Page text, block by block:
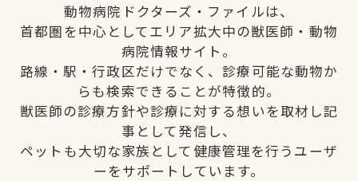
動物病院ドクターズ・ファイルは、
首都圏を中心としてエリア拡大中の獣医師・動物
病院情報サイト。
路線・駅・行政区だけでなく、診療可能な動物か
らも検索できることが特徴的。
獣医師の診療方針や診療に対する想いを取材し記
事として発信し、
ペットも大切な家族として健康管理を行うユーザ
ーをサポートしています。